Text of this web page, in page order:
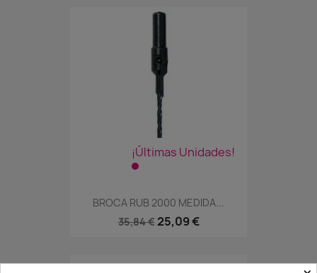
¡Últimas Unidades!
BROCA RUB 2000 MEDIDA...
35,84 € 25,09 €